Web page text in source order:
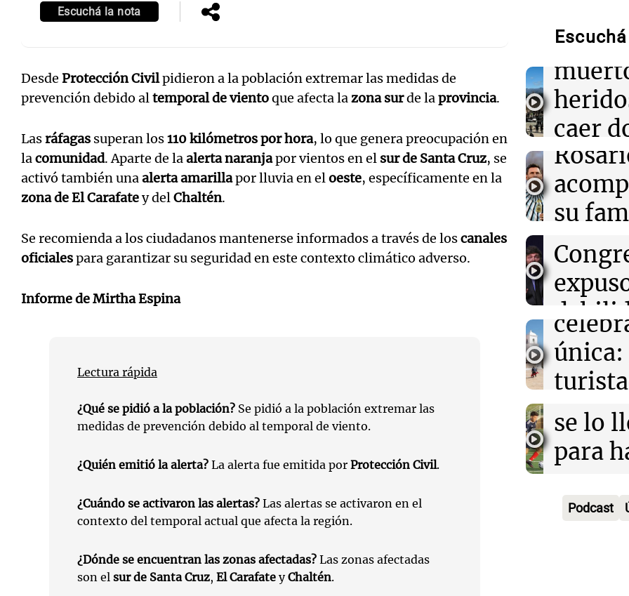
Escuchá la nota
Desde Protección Civilpidieron a la población extremar las medidas de
prevención debido altemporal de vientoque afecta lazona surde laprovincia.
Lasráfagas superan los110 kilómetros por hora, lo que genera preocupación en
lacomunidad. Aparte de laalerta naranjapor vientos en el sur de Santa Cruz, se
activó también unaalerta amarillapor lluvia en eloeste, específicamente en la
zona de El Carafatey delChaltén.
Se recomienda a los ciudadanos mantenerse informados a través de loscanales
oficialespara garantizar su seguridad en este contexto climático adverso.
Informe de Mirtha Espina
Lectura rápida
¿Qué se pidió a la población? Se pidió a la población extremar las
medidas de prevención debido al temporal de viento.
¿Quién emitió la alerta? La alerta fue emitida por Protección Civil.
¿Cuándo se activaron las alertas? Las alertas se activaron en el
contexto del temporal actual que afecta la región.
¿Dónde se encuentran las zonas afectadas? Las zonas afectadas
son el sur de Santa Cruz, El Carafate yChaltén.
Casabindo se
celebración
14:17 Deportes
San Lorenzo y
enfrentan en
fútbol
14:09 Una mañana
Una
del desayuno
conviene
14:08 Una mañana
A sus 25 años,
el tiempo:
para poder
caer
desde
Una
Episodios
Audio.
noche
su
la
papá
Una
Episodios
Audio.
revés
del
Una
Episodios
Audio.
una
única:
Toreo
Episodios
Audio.
"Tres
se lo
para
nunca
Audio.
9.000
del
Podcast